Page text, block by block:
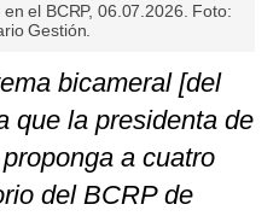
el BCRP, 06.07.2026. Foto:
Gestión.
bicameral [del
que la presidenta de
a cuatro
del BCRP de